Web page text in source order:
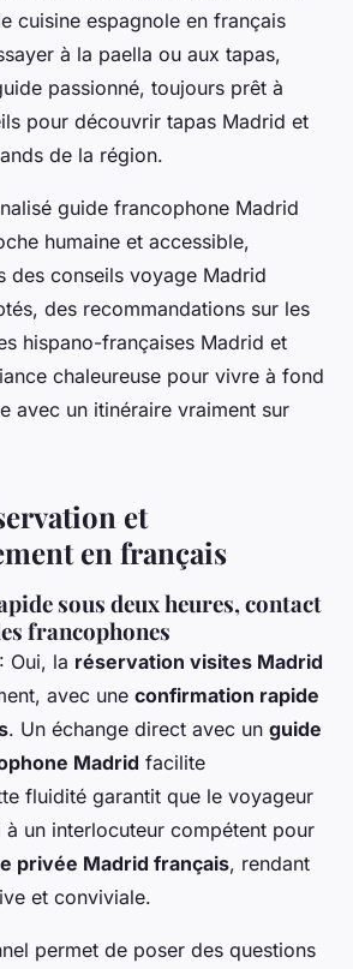
cuisine espagnole en français
à la paella ou aux tapas,
passionné, toujours prêt à
pour découvrir tapas Madrid et
de la région.
guide francophone Madrid
humaine et accessible,
des conseils voyage Madrid
des recommandations sur les
hispano-françaises Madrid et
chaleureuse pour vivre à fond
avec un itinéraire vraiment sur
et
en français
sous deux heures, contact
francophones
Oui, la réservation visites Madrid
avec une confirmation rapide
. Un échange direct avec un guide
Madrid facilite
fluidité garantit que le voyageur
à un interlocuteur compétent pour
privée Madrid français, rendant
et conviviale.
permet de poser des questions